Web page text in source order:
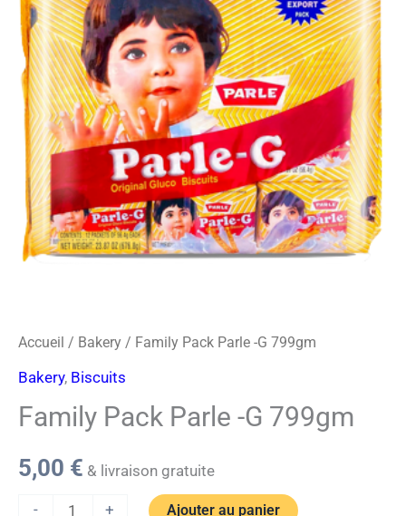
o
k
r
a
m
s
-
c
a
r
d
Accueil / Bakery / Family Pack Parle -G 799gm
Bakery, Biscuits
Family Pack Parle -G 799gm
5,00 € & livraison gratuite
-
Pack
Parle
-
G
799gm
+ Ajouter au panier